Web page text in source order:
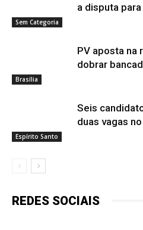
Sem Categoria
a disputa
Brasília
PV aposta na
dobrar
Espírito Santo
Seis
duas vagas no
REDES SOCIAIS